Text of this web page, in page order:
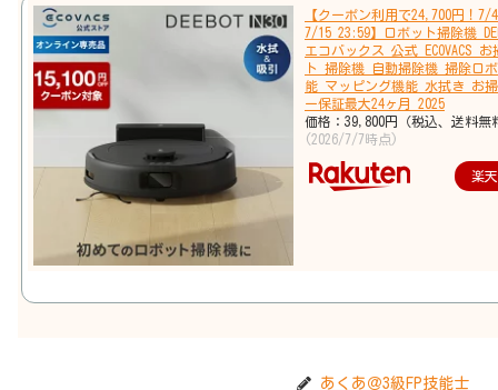
【クーポン利用で24,700円！7/
7/15 23:59】ロボット掃除機
エコバックス 公式 ECOVACS
ト 掃除機 自動掃除機 掃除ロ
能 マッピング機能 水拭き お
ー保証最大24ヶ月 2025
価格：39,800円（税込、送料無
(2026/7/7時点)
楽
あくあ＠3級FP技能士